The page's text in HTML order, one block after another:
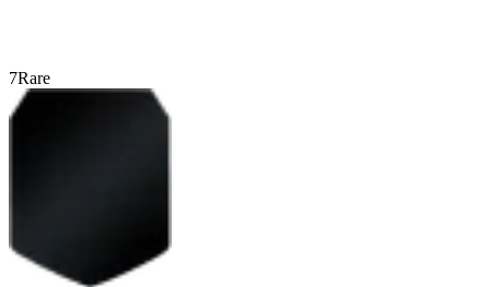
7Rare